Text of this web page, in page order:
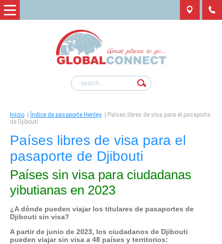
Inicio Índice de pasaporte Henley
Países libres de visa para el pasaporte
de Djibouti
Países libres de visa para el
pasaporte de Djibouti
Países sin visa para ciudadanas
yibutianas en 2023
¿A dónde pueden viajar los titulares de pasaportes de
Djibouti sin visa?
A partir de junio de 2023, los ciudadanos de Djibouti
pueden viajar sin visa a 48 países y territorios: